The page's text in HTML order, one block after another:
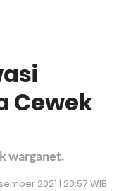
Cewek
warganet.
2021 | 20:57 WIB